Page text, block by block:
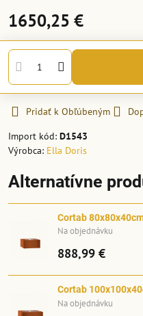
1650,25 €
Pridať k Obľúbeným
Import kód: D1543
Výrobca: Ella Doris
Alternatívne
Cortab
Na objednávku
888,99 €
Cortab
Na objednávku